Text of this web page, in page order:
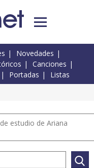
Novedades
Canciones
Portadas Listas
estudio de Ariana